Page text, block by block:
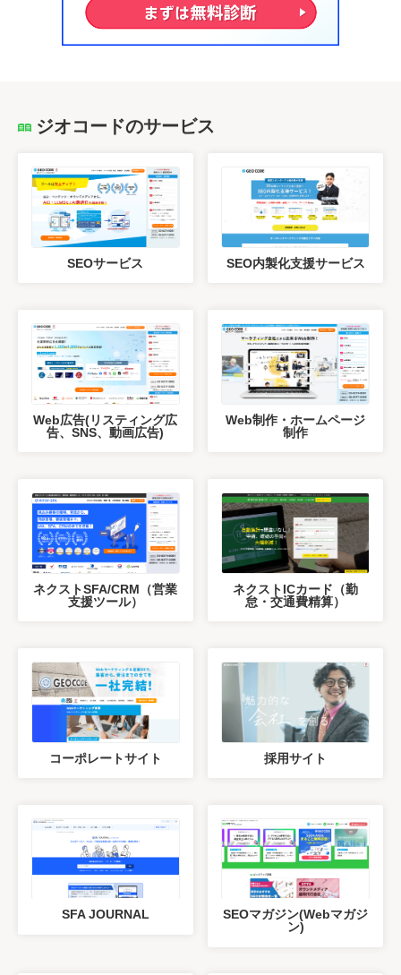
ジオコードのサービス
SEOサービス SEO内製化支援サービス
Web広告(リスティング広
告、SNS、動画広告)
Web制作・ホームページ
制作
ネクストSFA/CRM（営業
支援ツール）
ネクストICカード（勤
怠・交通費精算）
コーポレートサイト 採用サイト
SFA JOURNAL
SEOマガジン(Webマガジ
ン)